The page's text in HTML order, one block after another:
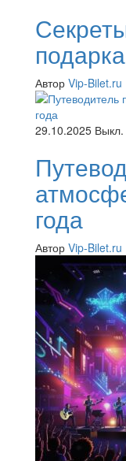
Автор Vip-Bilet.ru
29.10.2025 Выкл.
года
Автор Vip-Bilet.ru